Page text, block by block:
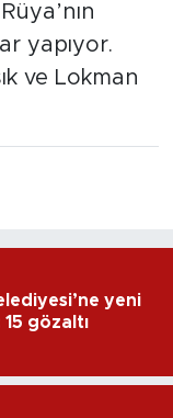
yapıyor.
ve Lokman
yeni
gözaltı